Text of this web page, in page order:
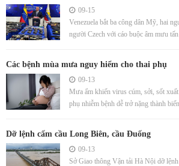
09-15
Venezuela bắt ba công dân Mỹ, hai
người Czech với cáo buộc âm mưu
Các bệnh mùa mưa nguy hiểm cho thai phụ
09-13
Mưa ẩm khiến virus cúm, sởi, sốt
phụ nhiễm bệnh dễ trở nặng thành
Dỡ lệnh cấm cầu Long Biên, cầu Đuống
09-13
Sở Giao thông Vận tải Hà Nội dỡ